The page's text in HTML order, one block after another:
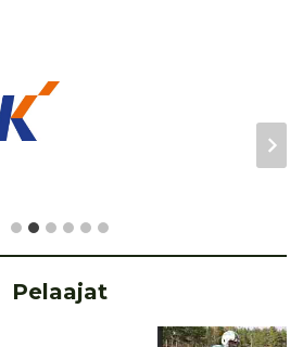
Pelaajat